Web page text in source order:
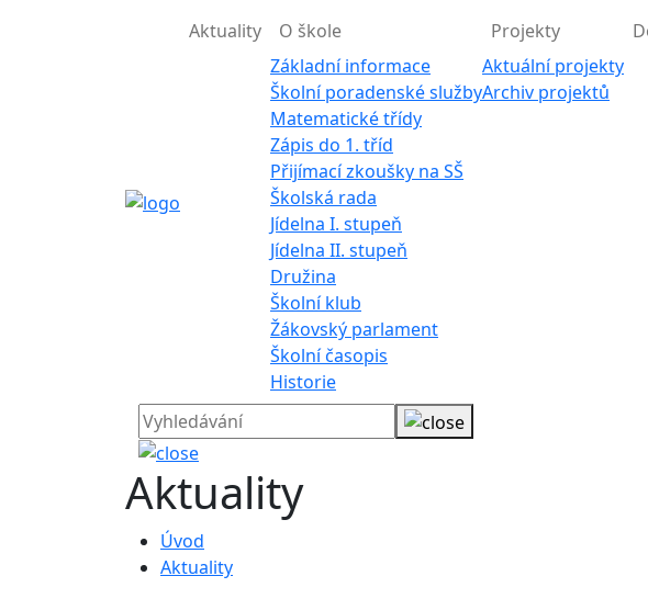
Aktuality
O škole
Základní informace
Školní poradenské služby
Matematické třídy
Zápis do 1. tříd
Přijímací zkoušky na SŠ
Školská rada
Jídelna I. stupeň
Jídelna II. stupeň
Družina
Školní klub
Žákovský parlament
Školní časopis
Historie
Projekty
Aktuální projekty
Archiv projektů
Aktuality
Úvod
Aktuality